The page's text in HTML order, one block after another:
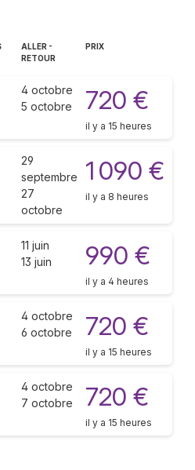
ALLER -
RETOUR
PRIX
4 octobre
5 octobre
720 €
il y a 15 heures
29
septembre
27
octobre
1 090 €
il y a 8 heures
11 juin
13 juin
990 €
il y a 4 heures
4 octobre
6 octobre
720 €
il y a 15 heures
4 octobre
7 octobre
720 €
il y a 15 heures